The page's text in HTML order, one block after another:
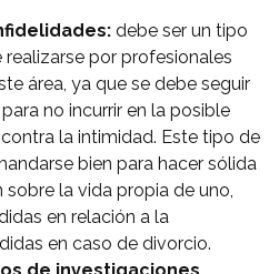
debe ser un tipo
por profesionales
área, ya que se debe seguir
no incurrir en la posible
la intimidad. Este tipo de
bien para hacer sólida
la vida propia de uno,
en relación a la
en caso de divorcio.
de investigaciones